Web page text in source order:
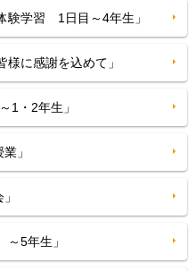
学習 1日目～4年生」
に感謝を込めて」
1・2年生」
」
5年生」